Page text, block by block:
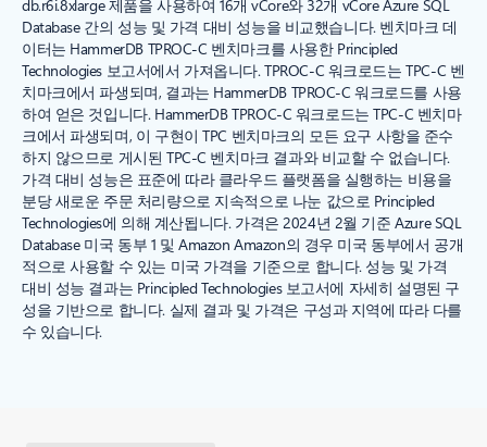
db.r6i.8xlarge 제품을 사용하여 16개 vCore와 32개 vCore Azure SQL
Database 간의 성능 및 가격 대비 성능을 비교했습니다. 벤치마크 데
이터는 HammerDB TPROC-C 벤치마크를 사용한 Principled
Technologies 보고서에서 가져옵니다. TPROC-C 워크로드는 TPC-C 벤
치마크에서 파생되며, 결과는 HammerDB TPROC-C 워크로드를 사용
하여 얻은 것입니다. HammerDB TPROC-C 워크로드는 TPC-C 벤치마
크에서 파생되며, 이 구현이 TPC 벤치마크의 모든 요구 사항을 준수
하지 않으므로 게시된 TPC-C 벤치마크 결과와 비교할 수 없습니다.
가격 대비 성능은 표준에 따라 클라우드 플랫폼을 실행하는 비용을
분당 새로운 주문 처리량으로 지속적으로 나눈 값으로 Principled
Technologies에 의해 계산됩니다. 가격은 2024년 2월 기준 Azure SQL
Database 미국 동부 1 및 Amazon Amazon의 경우 미국 동부에서 공개
적으로 사용할 수 있는 미국 가격을 기준으로 합니다. 성능 및 가격
대비 성능 결과는 Principled Technologies 보고서에 자세히 설명된 구
성을 기반으로 합니다. 실제 결과 및 가격은 구성과 지역에 따라 다를
수 있습니다.